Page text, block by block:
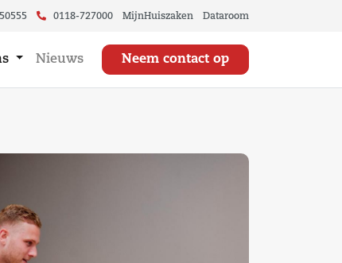
0118-727000 MijnHuiszaken Dataroom
Nieuws Neem contact op